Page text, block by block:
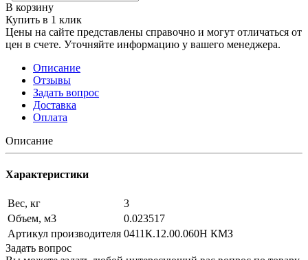
В корзину
Купить в 1 клик
Цены на сайте представлены справочно и могут отличаться от
цен в счете. Уточняйте информацию у вашего менеджера.
Описание
Отзывы
Задать вопрос
Доставка
Оплата
Описание
Характеристики
Вес, кг
3
Объем, м3
0.023517
Артикул производителя 0411К.12.00.060Н КМЗ
Задать вопрос